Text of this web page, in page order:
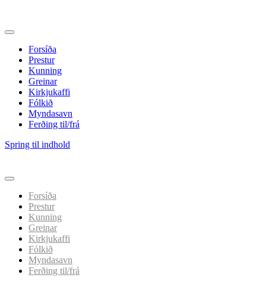
Forsíða
Prestur
Kunning
Greinar
Kirkjukaffi
Fólkið
Myndasavn
Ferðing til/frá
Spring til indhold
Forsíða
Prestur
Kunning
Greinar
Kirkjukaffi
Fólkið
Myndasavn
Ferðing til/frá